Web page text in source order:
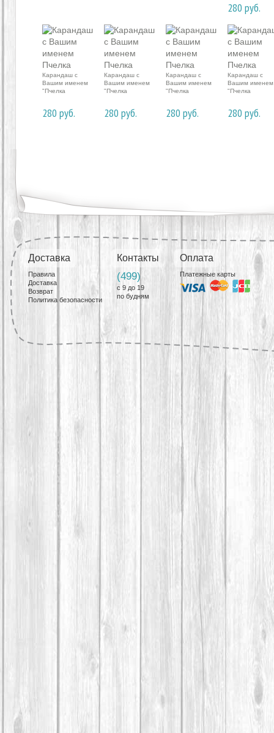
280 руб.
Карандаш с
Вашим именем
"Пчелка
280 руб.
Карандаш с
Вашим именем
"Пчелка
280 руб.
Карандаш с
Вашим именем
"Пчелка
280 руб.
Карандаш с
Вашим именем
"Пчелка
280 руб.
Доставка
Правила
Доставка
Возврат
Политика безопасности
Контакты
(499)
с 9 до 19
по будням
Оплата
Платежные карты